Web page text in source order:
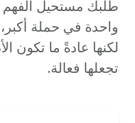
طلبك مستحيل الفهم
واحدة في حملة
لكنها عادةً ما تكون
تجعلها فعالة.